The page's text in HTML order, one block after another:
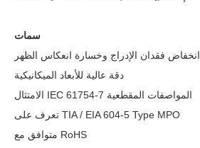
سمات
انخفاض فقدان الإدراج وخسارة انعكاس الظهر
دقة عالية للأبعاد الميكانيكية
الامتثال IEC 61754-7 المواصفات المقطعية
تعرف على TIA / EIA 604-5 Type MPO
متوافق مع RoHS